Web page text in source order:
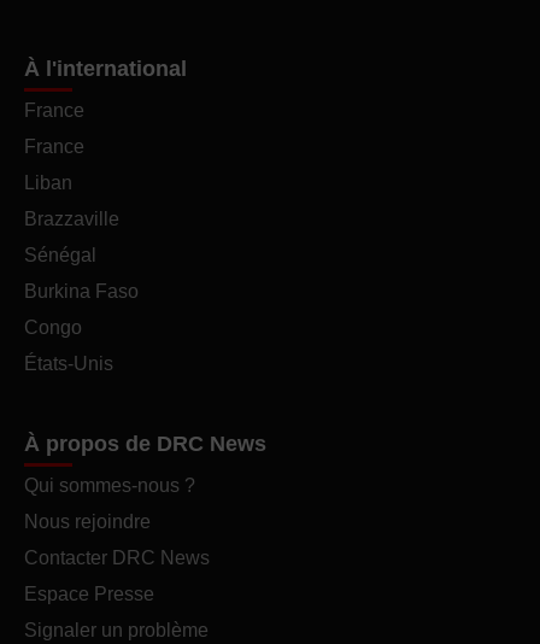
À l'international
France
France
Liban
Brazzaville
Sénégal
Burkina Faso
Congo
États-Unis
À propos de DRC News
Qui sommes-nous ?
Nous rejoindre
Contacter DRC News
Espace Presse
Signaler un problème